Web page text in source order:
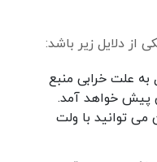
از دلایل زیر باشد:
علت خرابی منبع
پیش خواهد آمد.
می توانید با ولت